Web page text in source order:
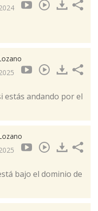
estás andando por el
bajo el dominio de